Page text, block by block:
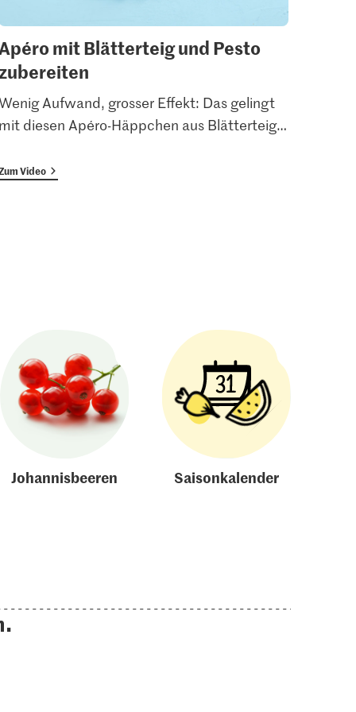
mit Blätterteig und Pesto
Aufwand, grosser Effekt: Das gelingt
mit diesen Apéro-Häppchen aus Blätterteig…
Video
Johannisbeeren Saisonkalender